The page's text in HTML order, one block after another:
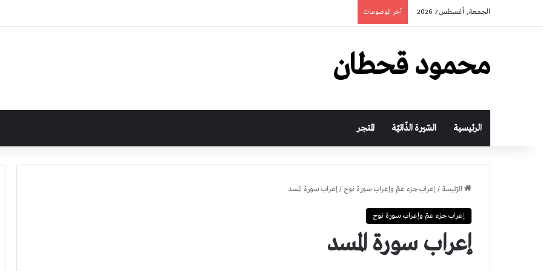
الجمعة, أغسطس 7 2026 آخر الموضوعات
محمود قحطان
الرئيسية السّيرة الذّاتيّة المتجر
الرّئيسة /إعراب جزء عمّ وإعراب سورة نوح /إعراب سورة المسد
إعراب جزء عمّ وإعراب سورة نوح
إعراب سورة المسد